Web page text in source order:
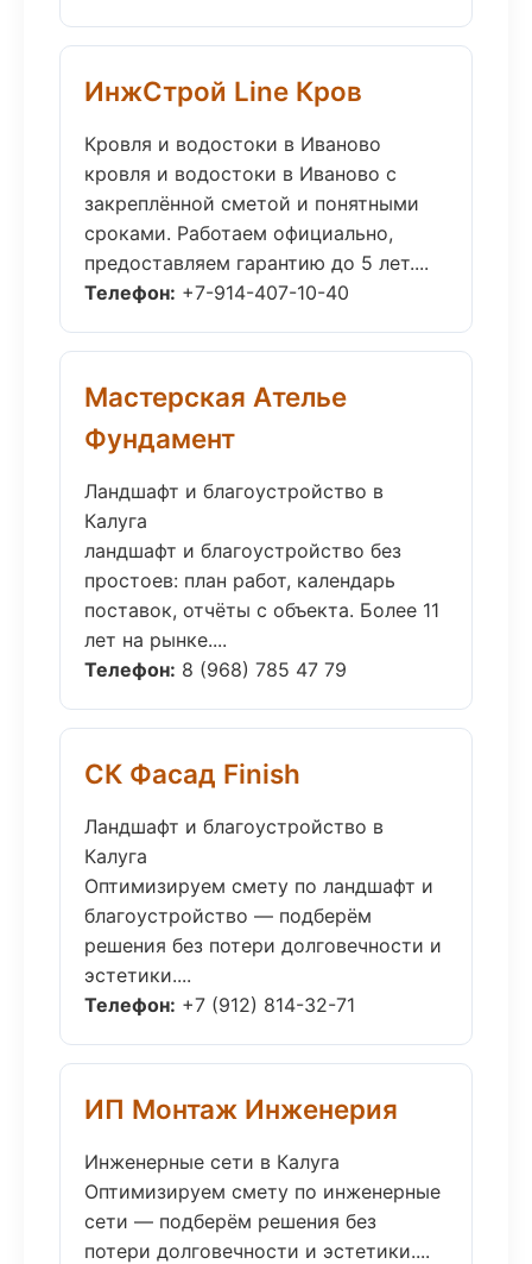
ИнжСтрой Line Кров
Кровля и водостоки в Иваново
кровля и водостоки в Иваново с
закреплённой сметой и понятными
сроками. Работаем официально,
предоставляем гарантию до 5 лет....
Телефон: +7-914-407-10-40
Мастерская Ателье
Фундамент
Ландшафт и благоустройство в
Калуга
ландшафт и благоустройство без
простоев: план работ, календарь
поставок, отчёты с объекта. Более 11
лет на рынке....
Телефон: 8 (968) 785 47 79
СК Фасад Finish
Ландшафт и благоустройство в
Калуга
Оптимизируем смету по ландшафт и
благоустройство — подберём
решения без потери долговечности и
эстетики....
Телефон: +7 (912) 814-32-71
ИП Монтаж Инженерия
Инженерные сети в Калуга
Оптимизируем смету по инженерные
сети — подберём решения без
потери долговечности и эстетики....